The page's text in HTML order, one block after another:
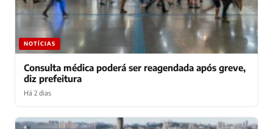
NOTÍCIAS
Consulta médica poderá ser reagendada após greve,
diz prefeitura
Há 2 dias